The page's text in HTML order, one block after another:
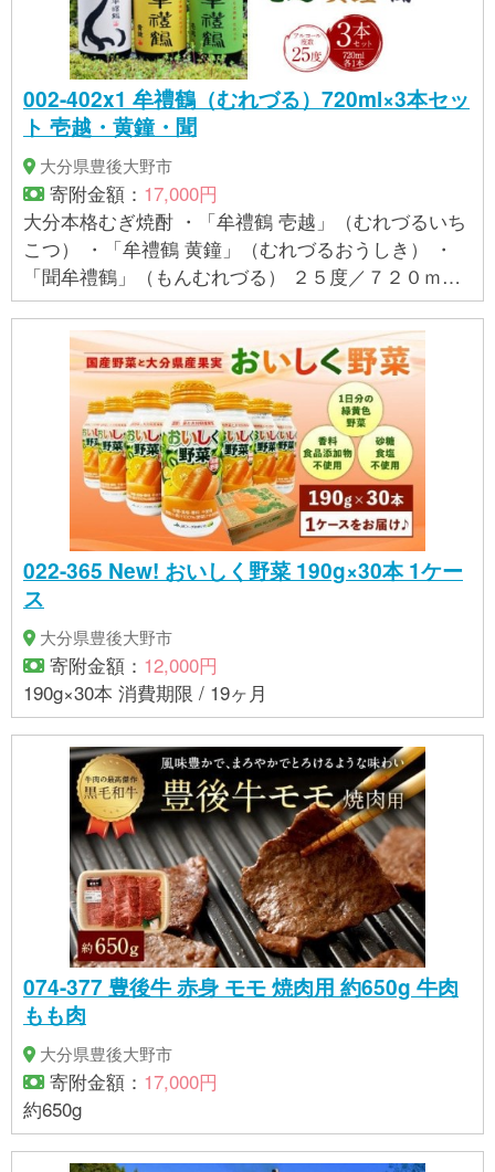
002-402x1 牟禮鶴（むれづる）720ml×3本セッ
ト 壱越・黄鐘・聞
大分県豊後大野市
寄附金額： 17,000円
大分本格むぎ焼酎 ・「牟禮鶴 壱越」（むれづるいち
こつ） ・「牟禮鶴 黄鐘」（むれづるおうしき） ・
「聞牟禮鶴」（もんむれづる） ２５度／７２０ｍｌ
各１本入り 賞味期限：なし
022-365 New! おいしく野菜 190g×30本 1ケー
ス
大分県豊後大野市
寄附金額： 12,000円
190g×30本 消費期限 / 19ヶ月
074-377 豊後牛 赤身 モモ 焼肉用 約650g 牛肉
もも肉
大分県豊後大野市
寄附金額： 17,000円
約650g